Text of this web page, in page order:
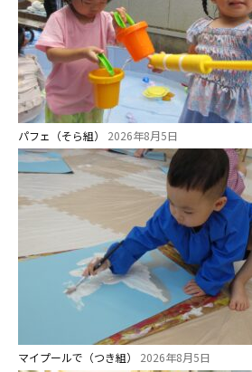
パフェ（そら組） 2026年8月5日
マイプールで（つき組） 2026年8月5日
美⽊多チコス
美⽊多チコスについて
美⽊多チコスブログ
未就園児クラス
0歳親子登園［マカロンクラス ]
1歳・2歳親子登園［マリポサクラ
2歳児ひとり登園［ゆず組 ]
グループ施設・
関係先リンク